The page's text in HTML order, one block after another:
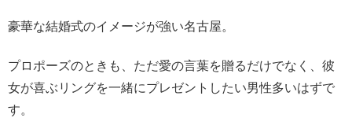
豪華な結婚式のイメージが強い名古屋。
プロポーズのときも、ただ愛の言葉を贈るだけでなく、彼
女が喜ぶリングを一緒にプレゼントしたい男性多いはずで
す。